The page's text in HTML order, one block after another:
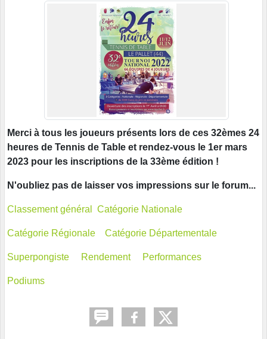
Merci à tous les joueurs présents lors de ces 32èmes 24
heures de Tennis de Table et rendez-vous le 1er mars
2023 pour les inscriptions de la 33ème édition !
N'oubliez pas de laisser vos impressions sur le forum...
Classement général Catégorie Nationale
Catégorie Régionale Catégorie Départementale
Superpongiste Rendement Performances
Podiums